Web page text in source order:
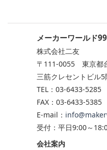
メーカーワールド
株式会社二友
〒111-0055 東京都
三筋クレセントビル5
TEL：03-6433-5285
FAX：03-6433-5385
E-mail：
受付：平日9:00～
会社案内